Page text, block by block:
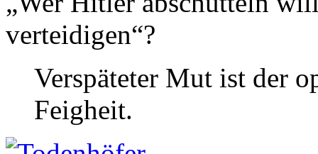
verteidigen“?
Verspäteter Mut ist der
Feigheit.